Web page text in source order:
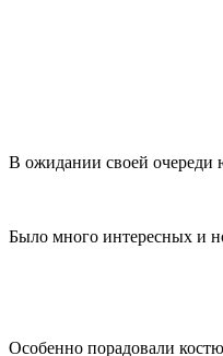
В ожидании своей очереди
Было много интересных и
Особенно порадовали